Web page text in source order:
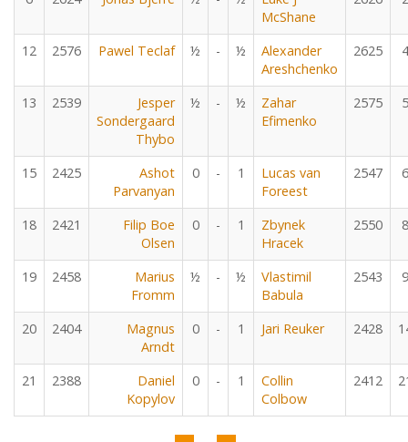
McShane
12 2576 Pawel Teclaf ½ - ½
Alexander
Areshchenko
2625 4
13 2539
Jesper
Sondergaard
Thybo
½ - ½
Zahar
Efimenko
2575 5
15 2425
Ashot
Parvanyan
0 - 1
Lucas van
Foreest
2547 6
18 2421
Filip Boe
Olsen
0 - 1
Zbynek
Hracek
2550 8
19 2458
Marius
Fromm
½ - ½
Vlastimil
Babula
2543 9
20 2404
Magnus
Arndt
0 - 1 Jari Reuker 2428
21 2388
Daniel
Kopylov
0 - 1
Collin
Colbow
2412